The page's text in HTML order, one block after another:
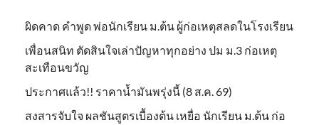
ผิดคาด คำพูด พ่อนักเรียน ม.ต้น ผู้ก่อเหตุสลดในโรงเรียน
เพื่อนสนิท ตัดสินใจเล่าปัญหาทุกอย่าง ปม ม.3 ก่อเหตุ
สะเทือนขวัญ
ประกาศแล้ว!! ราคาน้ำมันพรุ่งนี้ (8 ส.ค. 69)
สงสารจับใจ ผลชันสูตรเบื้องต้น เหยื่อ นักเรียน ม.ต้น ก่อ